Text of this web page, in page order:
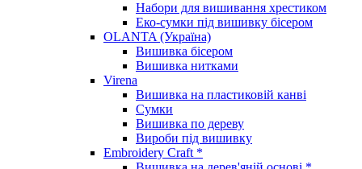
Набори для вишивання хрестиком
Еко-сумки під вишивку бісером
OLANTA (Україна)
Вишивка бісером
Вишивка нитками
Virena
Вишивка на пластиковій канві
Сумки
Вишивка по дереву
Вироби під вишивку
Embroidery Craft *